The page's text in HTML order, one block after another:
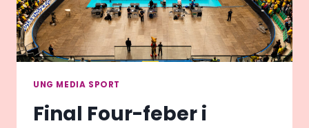
HÄN
FINLAND:
DÄR
MODE
MER
ORD
UNG MEDIA SPORT
Final Four-feber i